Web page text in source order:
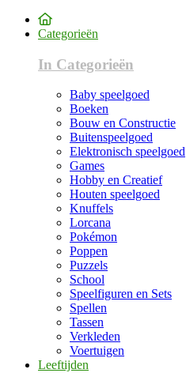
Categorieën
In Categorieën
Baby speelgoed
Boeken
Bouw en Constructie
Buitenspeelgoed
Elektronisch speelgoed
Games
Hobby en Creatief
Houten speelgoed
Knuffels
Lorcana
Pokémon
Poppen
Puzzels
School
Speelfiguren en Sets
Spellen
Tassen
Verkleden
Voertuigen
Leeftijden